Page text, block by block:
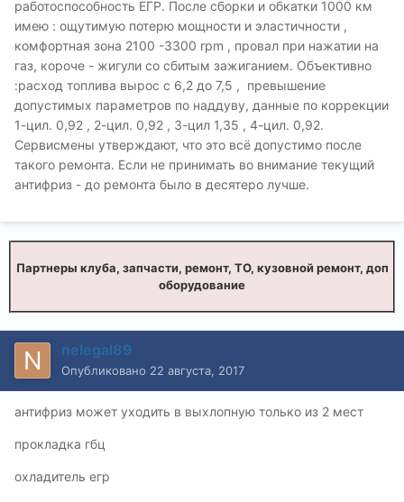
работоспособность ЕГР. После сборки и обкатки 1000 км
имею : ощутимую потерю мощности и эластичности ,
комфортная зона 2100 -3300 rpm , провал при нажатии на
газ, короче - жигули со сбитым зажиганием. Объективно
:расход топлива вырос с 6,2 до 7,5 , превышение
допустимых параметров по наддуву, данные по коррекции
1-цил. 0,92 , 2-цил. 0,92 , 3-цил 1,35 , 4-цил. 0,92.
Сервисмены утверждают, что это всё допустимо после
такого ремонта. Если не принимать во внимание текущий
антифриз - до ремонта было в десятеро лучше.
Партнеры клуба, запчасти, ремонт, ТО, кузовной ремонт, доп
оборудование
nelegal89
Опубликовано 22 августа, 2017
антифриз может уходить в выхлопную только из 2 мест
прокладка гбц
охладитель егр